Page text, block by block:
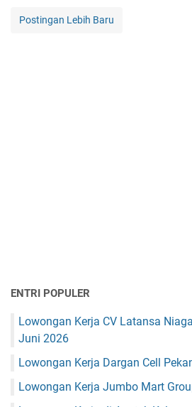
Postingan Lebih Baru
ENTRI POPULER
Lowongan Kerja CV Latansa
Juni 2026
Lowongan Kerja Dargan Cell
Lowongan Kerja Jumbo Mart